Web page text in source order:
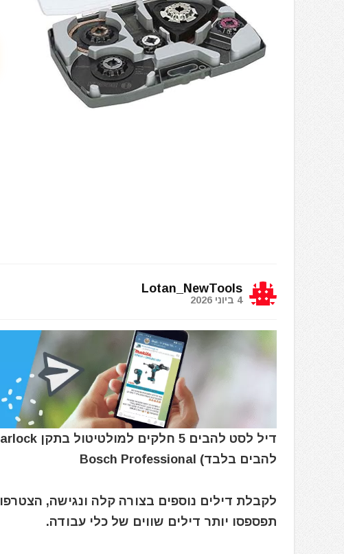
Lotan_NewTools
4 ביוני 2026
להבים בלבד) Bosch Professional
לקבלת דילים נוספים בצורה קלה ונגישה, הצטרפו
תפספסו יותר דילים שווים של כלי עבודה.